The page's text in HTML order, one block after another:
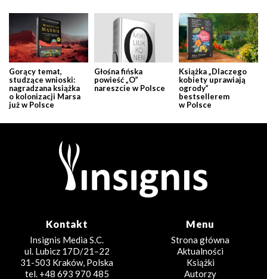
Gorący temat,
studzące wnioski:
nagradzana książka
o kolonizacji Marsa
już w Polsce
Głośna fińska
powieść „O”
nareszcie w Polsce
Książka „Dlaczego
kobiety uprawiają
ogrody”
bestsellerem
w Polsce
Kontakt
Insignis Media S.C.
ul. Lubicz 17D/21–22
31-503 Kraków, Polska
tel. +48 693 970 485
Menu
Strona główna
Aktualności
Książki
Autorzy